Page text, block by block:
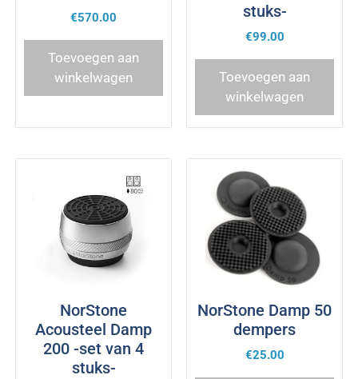
€570.00
Toevoegen aan
winkelwagen
stuks-
€99.00
Toevoegen aan
winkelwagen
NorStone
Acousteel Damp
200 -set van 4
stuks-
NorStone Damp 50
dempers
€25.00